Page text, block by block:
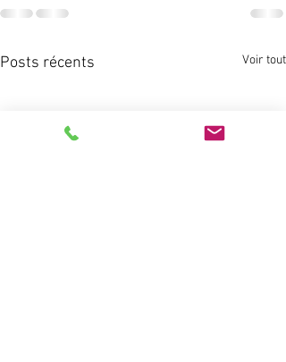
Posts récents Voir tout